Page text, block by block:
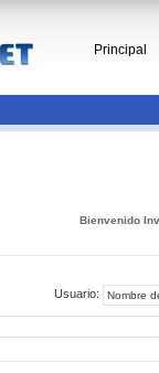
Principal
Bienvenido
Usuario: